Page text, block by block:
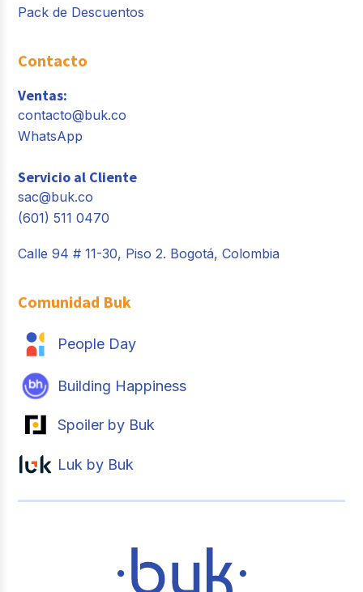
Pack de Descuentos
Contacto
Ventas:
contacto@buk.co
WhatsApp
Servicio al Cliente
sac@buk.co
(601) 511 0470
Calle 94 # 11-30, Piso 2. Bogotá, Colombia
Comunidad Buk
People Day
Building Happiness
Spoiler by Buk
Luk by Buk